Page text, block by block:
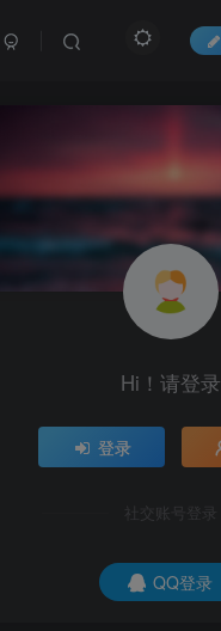
Hi！请登录
登录
社交账号登录
QQ登录